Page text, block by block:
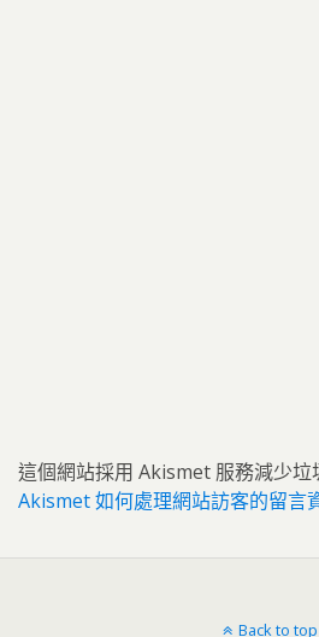
這個網站採用 Akismet 服務減少垃
Akismet 如何處理網站訪客的留言
Back to top